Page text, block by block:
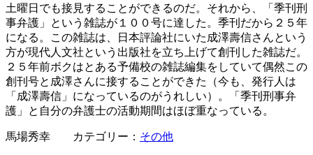
土曜日でも接見することができるのだ。それから、「季刊刑
事弁護」という雑誌が１００号に達した。季刊だから２５年
になる。この雑誌は、日本評論社にいた成澤壽信さんという
方が現代人文社という出版社を立ち上げて創刊した雑誌だ。
２５年前ボクはとある予備校の雑誌編集をしていて偶然この
創刊号と成澤さんに接することができた（今も、発行人は
「成澤壽信」になっているのがうれしい）。「季刊刑事弁
護」と自分の弁護士の活動期間はほぼ重なっている。
馬場秀幸 カテゴリー： その他